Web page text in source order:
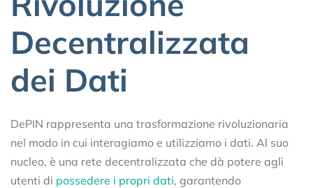
Decentralizzata
dei Dati
DePIN rappresenta una trasformazione rivoluzionaria
nel modo in cui interagiamo e utilizziamo i dati. Al suo
nucleo, è una rete decentralizzata che dà potere agli
utenti di possedere i propri dati, garantendo